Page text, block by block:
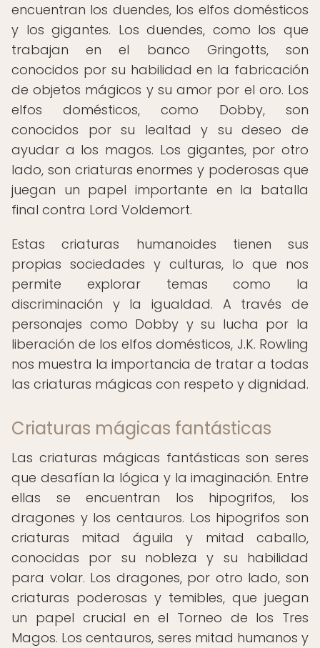
encuentran los duendes, los elfos domésticos
y los gigantes. Los duendes, como los que
trabajan en el banco Gringotts, son
conocidos por su habilidad en la fabricación
de objetos mágicos y su amor por el oro. Los
elfos domésticos, como Dobby, son
conocidos por su lealtad y su deseo de
ayudar a los magos. Los gigantes, por otro
lado, son criaturas enormes y poderosas que
juegan un papel importante en la batalla
final contra Lord Voldemort.
Estas criaturas humanoides tienen sus
propias sociedades y culturas, lo que nos
permite explorar temas como la
discriminación y la igualdad. A través de
personajes como Dobby y su lucha por la
liberación de los elfos domésticos, J.K. Rowling
nos muestra la importancia de tratar a todas
las criaturas mágicas con respeto y dignidad.
Criaturas mágicas fantásticas
Las criaturas mágicas fantásticas son seres
que desafían la lógica y la imaginación. Entre
ellas se encuentran los hipogrifos, los
dragones y los centauros. Los hipogrifos son
criaturas mitad águila y mitad caballo,
conocidas por su nobleza y su habilidad
para volar. Los dragones, por otro lado, son
criaturas poderosas y temibles, que juegan
un papel crucial en el Torneo de los Tres
Magos. Los centauros, seres mitad humanos y